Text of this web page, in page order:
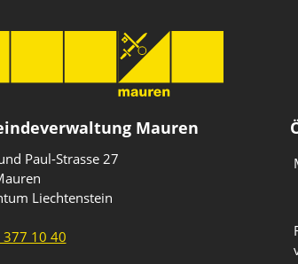
Mauren
Paul-Strasse 27
Liechtenstein
10 40